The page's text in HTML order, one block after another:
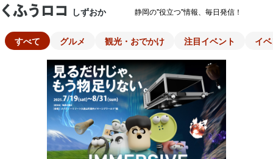
しずおか 静岡の"役立つ"情報、毎日発信！
すべて グルメ 観光・おでかけ 注目イベント イ